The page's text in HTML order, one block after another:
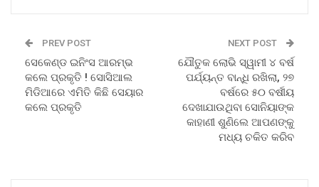
PREV POST
ସେକେଣ୍ଡ ଇନିଂସ ଆରମ୍ଭ
କଲେ ପ୍ରକୃତି ! ସୋସିଆଲ
ମିଡିଆରେ ଏମିତି କିଛି ସେୟାର
କଲେ ପ୍ରକୃତି
NEXT POST
ଯୌତୁକ ଲୋଭି ସ୍ୱାମୀ ୪ ବର୍ଷ
ପର୍ଯ୍ୟନ୍ତ ବାନ୍ଧି ରଖିଲା, ୨୭
ବର୍ଷରେ ୫୦ ବର୍ଷୀୟ
ଦେଖାଯାଉଥିବା ସୋନିୟାଙ୍କ
କାହାଣୀ ଶୁଣିଲେ ଆପଣଙ୍କୁ
ମଧ୍ୟ ଚକିତ କରିବ